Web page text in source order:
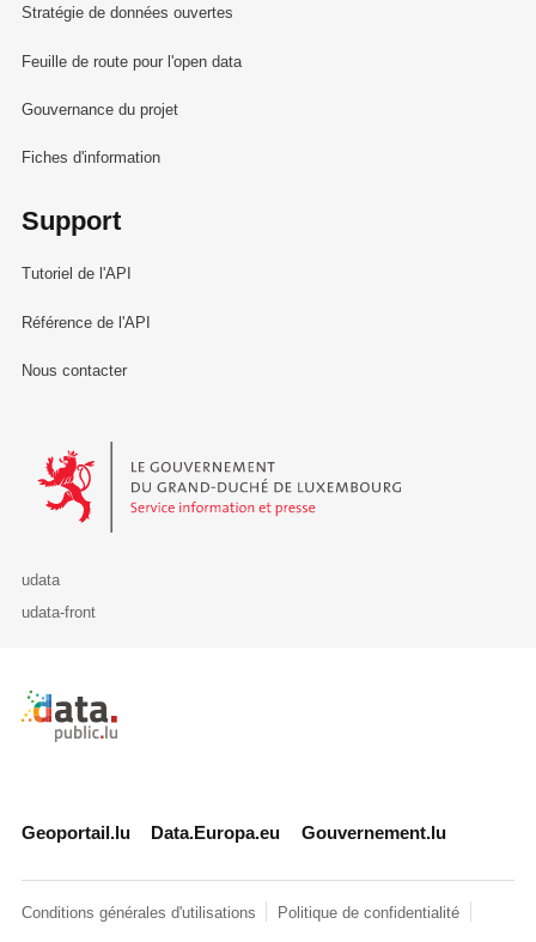
Stratégie de données ouvertes
Feuille de route pour l'open data
Gouvernance du projet
Fiches d'information
Support
Tutoriel de l'API
Référence de l'API
Nous contacter
Le Gouvernement du Grand-Duché de Luxembourg - Service
udata
udata-front
Retour à l'accueil de data.public.lu
Geoportail.lu Data.Europa.eu Gouvernement.lu
Conditions générales d'utilisations Politique de confidentialité